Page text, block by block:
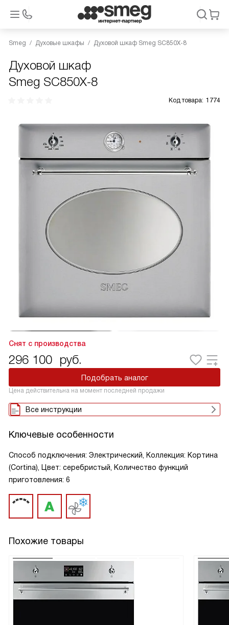
Smeg Духовые шкафы Духовой шкаф Smeg SC850X-8
Духовой шкаф
Smeg SC850X-8
Код товара: 1774
Снят с производства
296 100 руб.
Подобрать аналог
Цена действительна на момент последней продажи
Все инструкции
Ключевые особенности
Способ подключения: Электрический, Коллекция: Кортина
(Cortina), Цвет: серебристый, Количество функций
приготовления: 6
Похожие товары